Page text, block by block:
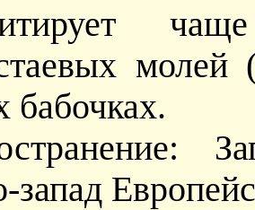
бабочках.
запад